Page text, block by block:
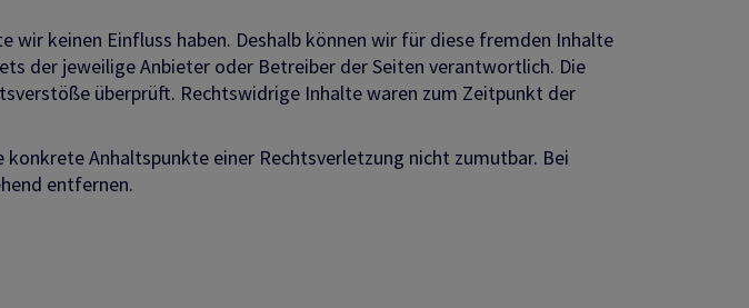
keinen Einfluss haben. Deshalb können wir für diese fremden Inhalte
der jeweilige Anbieter oder Betreiber der Seiten verantwortlich. Die
überprüft. Rechtswidrige Inhalte waren zum Zeitpunkt der
Anhaltspunkte einer Rechtsverletzung nicht zumutbar. Bei
entfernen.